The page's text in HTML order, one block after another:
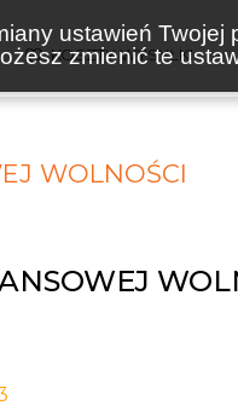
ustawień Twojej
zmienić te
KOSZTY WYSYŁKI
WOLNOŚCI